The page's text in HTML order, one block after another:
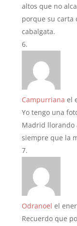
altos que no
porque su carta
cabalgata.
Campurriana el
Yo tengo una
Madrid llorando
siempre que la
Odranoel el
Recuerdo que